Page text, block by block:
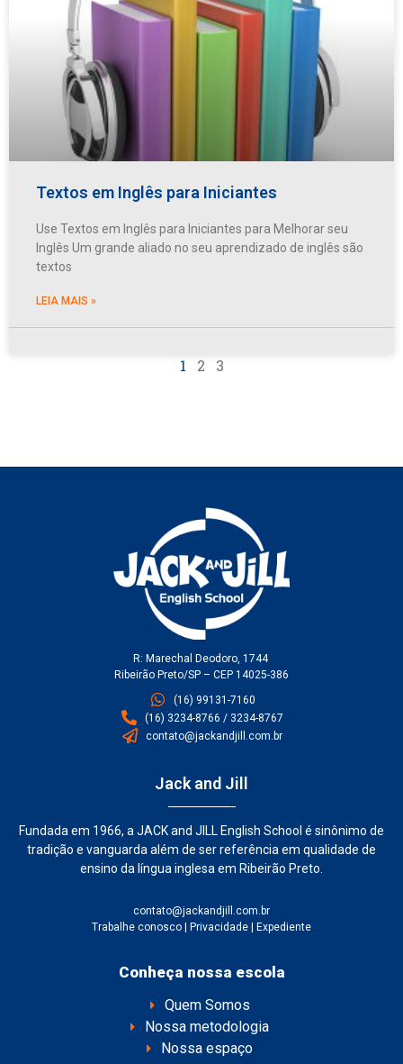
Textos em Inglês para Iniciantes
Use Textos em Inglês para Iniciantes para Melhorar seu
Inglês Um grande aliado no seu aprendizado de inglês são
textos
LEIA MAIS »
1 2 3
R: Marechal Deodoro, 1744
Ribeirão Preto/SP – CEP 14025-386
(16) 99131-7160
(16) 3234-8766 / 3234-8767
contato@jackandjill.com.br
Jack and Jill
Fundada em 1966, a JACK and JILL English School é sinônimo de
tradição e vanguarda além de ser referência em qualidade de
ensino da língua inglesa em Ribeirão Preto.
contato@jackandjill.com.br
Trabalhe conosco | Privacidade | Expediente
Conheça nossa escola
Quem Somos
Nossa metodologia
Nossa espaço